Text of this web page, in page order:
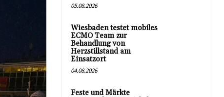
05.08.2026
Wiesbaden testet mobiles
ECMO Team zur
Behandlung von
Herzstillstand am
Einsatzort
04.08.2026
Feste und Märkte